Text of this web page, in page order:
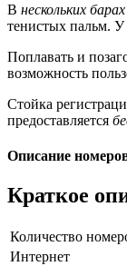
В нескольких
тенистых пальм. У
Поплавать и
возможность
Стойка
предоставляется
Описание
Краткое
Количество
Интернет